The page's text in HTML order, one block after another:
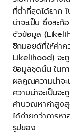
ที่ต่ำที่สุดได้ยาก
น่าจะเป็น ซึ่งสะ
ตัวข้อมูล
ซิกมอยด์ที่ให้ค่าค
Likelihood) จะถู
ข้อมูลชุดนั้น ในท
ผลคูณความน่าจ
ความน่าจะเป็นจ
คำนวณหาค่าสูง
ได้ง่ายกว่าการ
รูปของ